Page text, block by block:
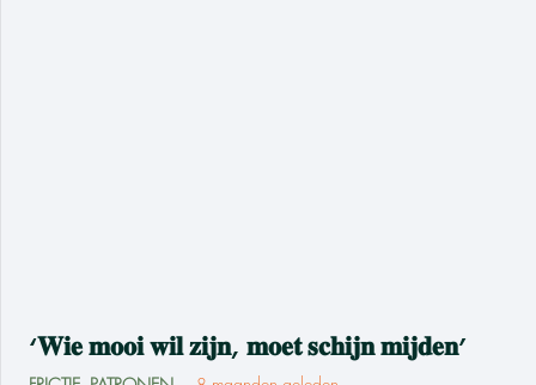
‘𝐖𝐢𝐞 𝐦𝐨𝐨𝐢 𝐰𝐢𝐥 𝐳𝐢𝐣𝐧, 𝐦𝐨𝐞𝐭 𝐬𝐜𝐡𝐢𝐣𝐧 𝐦𝐢𝐣𝐝𝐞𝐧’